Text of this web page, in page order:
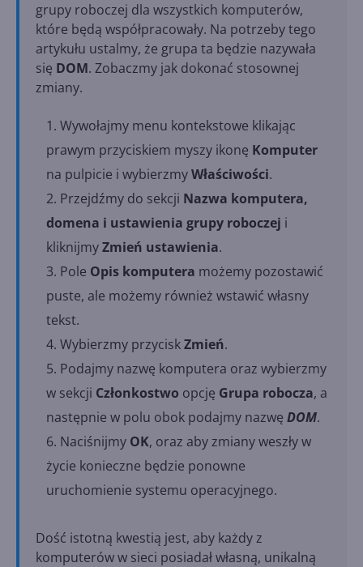
grupy roboczej dla wszystkich komputerów,
które będą współpracowały. Na potrzeby tego
artykułu ustalmy, że grupa ta będzie nazywała
się DOM. Zobaczmy jak dokonać stosownej
zmiany.
Wywołajmy menu kontekstowe klikając
prawym przyciskiem myszy ikonę Komputer
na pulpicie i wybierzmyWłaściwości.
Przejdźmy do sekcji Nazwa komputera,
domena i ustawienia grupy roboczej i
kliknijmyZmień ustawienia.
Pole Opis komputera możemy pozostawić
puste, ale możemy również wstawić własny
tekst.
Wybierzmy przyciskZmień.
Podajmy nazwę komputera oraz wybierzmy
w sekcji Członkostwo opcję Grupa robocza, a
następnie w polu obok podajmy nazwę DOM.
Naciśnijmy OK, oraz aby zmiany weszły w
życie konieczne będzie ponowne
uruchomienie systemu operacyjnego.
Dość istotną kwestią jest, aby każdy z
komputerów w sieci posiadał własną, unikalną